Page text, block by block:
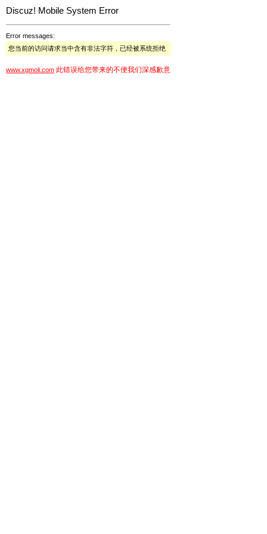
Discuz! Mobile System Error
Error messages:
您当前的访问请求当中含有非法字符，已经被系统拒绝
www.xgmoli.com 此错误给您带来的不便我们深感歉意